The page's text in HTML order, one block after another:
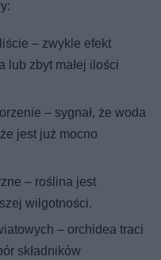
– zwykle efekt
lub zbyt małej ilości
– sygnał, że woda
jest już mocno
– roślina jest
wilgotności.
– orchidea traci
składników